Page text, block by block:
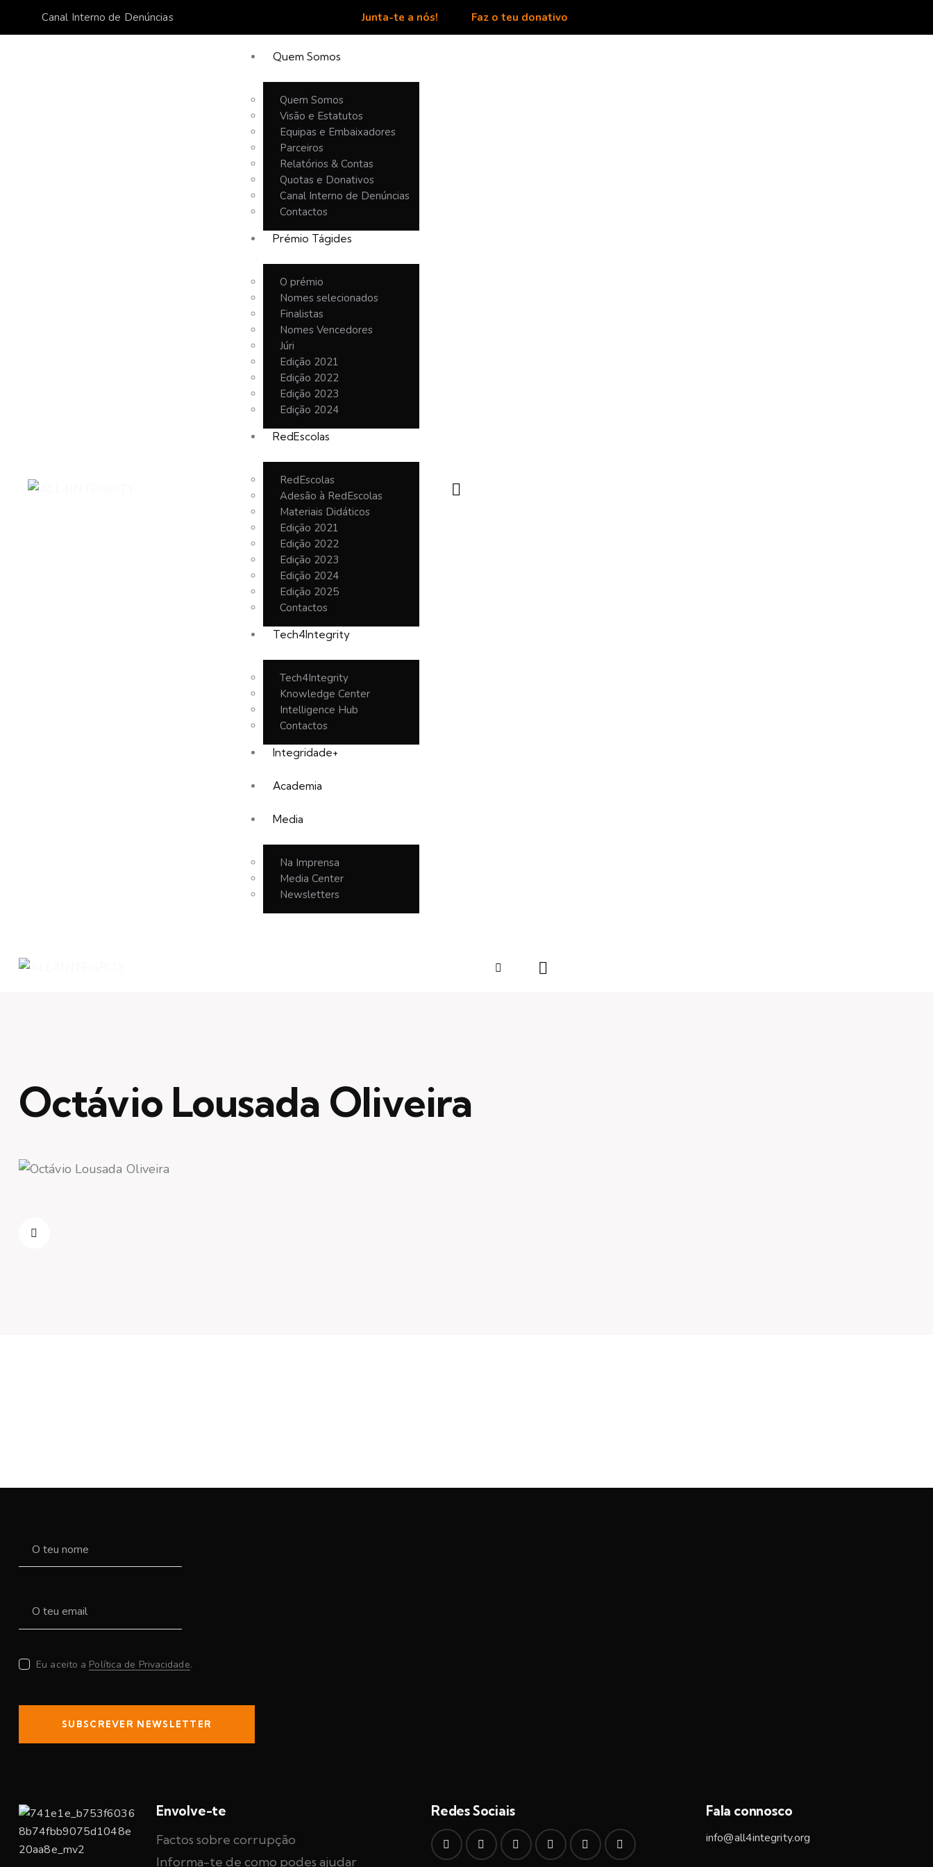
Canal Interno de Denúncias Junta-te a nós! Faz o teu donativo
Quem Somos
Quem Somos
Visão e Estatutos
Equipas e Embaixadores
Parceiros
Relatórios & Contas
Quotas e Donativos
Canal Interno de Denúncias
Contactos
Prémio Tágides
O prémio
Nomes selecionados
Finalistas
Nomes Vencedores
Júri
Edição 2021
Edição 2022
Edição 2023
Edição 2024
RedEscolas
RedEscolas
Adesão à RedEscolas
Materiais Didáticos
Edição 2021
Edição 2022
Edição 2023
Edição 2024
Edição 2025
Contactos
Tech4Integrity
Tech4Integrity
Knowledge Center
Intelligence Hub
Contactos
Integridade+
Academia
Media
Na Imprensa
Media Center
Newsletters
Octávio Lousada Oliveira
Eu aceito a Política de Privacidade.
SUBSCREVER NEWSLETTER
Envolve-te
Factos sobre corrupção
Informa-te de como podes ajudar
Redes Sociais Fala connosco
info@all4integrity.org